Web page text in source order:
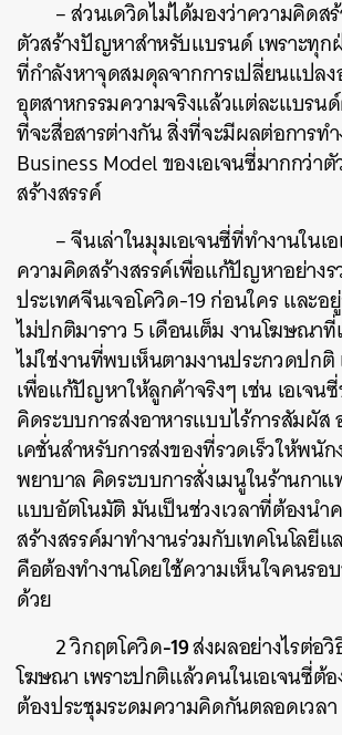
–ส่วนเดวิดไม่ได้มองว่าความคิดส
ตัวสร้างปัญหาสำหรับแบรนด์เพราะทุ
ที่กำลังหาจุดสมดุลจากการเปลี่ยนแปลง
อุตสาหกรรมความจริงแล้วแต่ละแบรน
ที่จะสื่อสารต่างกันสิ่งที่จะมีผลต่อการท
Business Modelของเอเจนซี่มากกว่า
สร้างสรรค์
–จีนเล่าในมุมเอเจนซี่ที่ทำงานในเ
ความคิดสร้างสรรค์เพื่อแก้ปัญหาอย่างร
ประเทศจีนเจอโควิด-19ก่อนใครและอ
ไม่ปกติมาราว 5เดือนเต็มงานโฆษณา
ไม่ใช่งานที่พบเห็นตามงานประกวดปกติ
เพื่อแก้ปัญหาให้ลูกค้าจริงๆเช่นเอเจน
คิดระบบการส่งอาหารแบบไร้การสัมผัส
เคชั่นสำหรับการส่งของที่รวดเร็วให้พนัก
พยาบาล คิดระบบการสั่งเมนูในร้านกา
แบบอัตโนมัติมันเป็นช่วงเวลาที่ต้องนำ
สร้างสรรค์มาทำงานร่วมกับเทคโนโลยีแ
คือต้องทำงานโดยใช้ความเห็นใจคนรอ
ด้วย
2วิกฤตโควิด-19ส่งผลอย่างไรต่อ
โฆษณาเพราะปกติแล้วคนในเอเจนซี่ต้
ต้องประชุมระดมความคิดกันตลอดเวลา